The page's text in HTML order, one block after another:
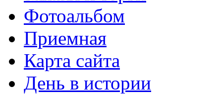
Фотоальбом
Приемная
Карта сайта
День в истории